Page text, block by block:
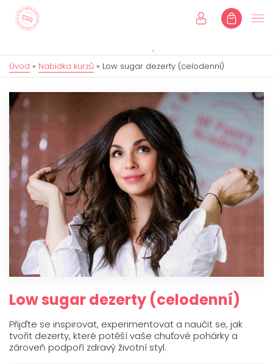
Úvod » Nabídka kurzů » Low sugar dezerty (celodenní)
Low sugar dezerty (celodenní)
Přijďte se inspirovat, experimentovat a naučit se, jak
tvořit dezerty, které potěší vaše chuťové pohárky a
zároveň podpoří zdravý životní styl.
Úvod
Kurzy
Individuální kurzy
Dětské kurzy
Dárkové poukazy
Eshop
Online kurzy
Kontakt